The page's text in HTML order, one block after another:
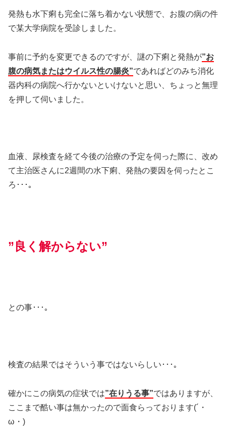
発熱も水下痢も完全に落ち着かない状態で、お腹の病の件
で某大学病院を受診しました。
事前に予約を変更できるのですが、謎の下痢と発熱が”お
腹の病気またはウイルス性の腸炎”であればどのみち消化
器内科の病院へ行かないといけないと思い、ちょっと無理
を押して伺いました。
血液、尿検査を経て今後の治療の予定を伺った際に、改め
て主治医さんに2週間の水下痢、発熱の要因を伺ったとこ
ろ･･･｡
”良く解からない”
との事･･･｡
検査の結果ではそういう事ではないらしい･･･｡
確かにこの病気の症状では”在りうる事”ではありますが、
ここまで酷い事は無かったので面食らっております(´・
ω・)